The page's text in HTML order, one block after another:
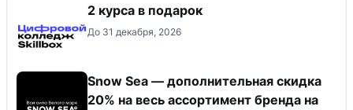
2 курса в подарок
До 31 декабря, 2026
Snow Sea — дополнительная скидка
20% на весь ассортимент бренда на